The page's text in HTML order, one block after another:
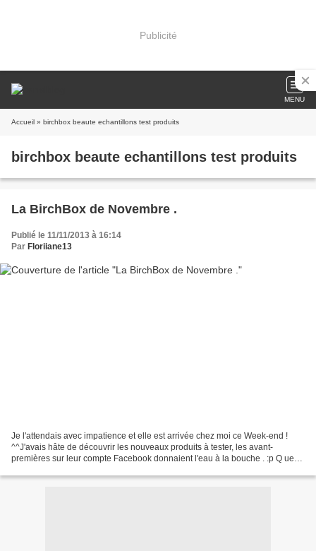
Publicité
MENU
Accueil » birchbox beaute echantillons test produits
birchbox beaute echantillons test produits
La BirchBox de Novembre .
Publié le 11/11/2013 à 16:14
Par Floriiane13
Je l'attendais avec impatience et elle est arrivée chez moi ce Week-end !
^^J'avais hâte de découvrir les nouveaux produits à tester, les avant-
premières sur leur compte Facebook donnaient l'eau à la bouche . :p Q ue